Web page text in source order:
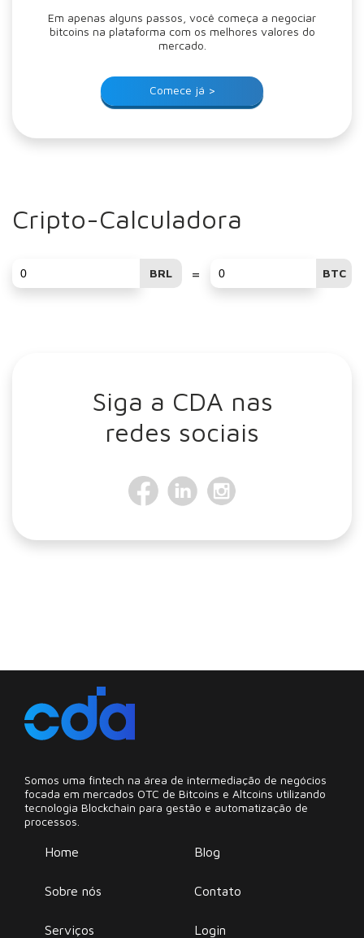
Em apenas alguns passos, você começa a negociar
bitcoins na plataforma com os melhores valores do
mercado.
Comece já >
Cripto-Calculadora
BRL = BTC
Siga a CDA nas
redes sociais
Somos uma fintech na área de intermediação de negócios
focada em mercados OTC de Bitcoins e Altcoins utilizando
tecnologia Blockchain para gestão e automatização de
processos.
Home Blog
Sobre nós Contato
Serviços Login